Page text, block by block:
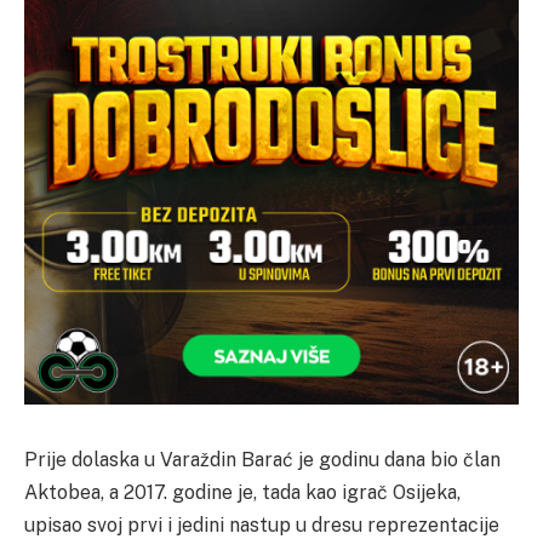
Prije dolaska u Varaždin Barać je godinu dana bio član
Aktobea, a 2017. godine je, tada kao igrač Osijeka,
upisao svoj prvi i jedini nastup u dresu reprezentacije